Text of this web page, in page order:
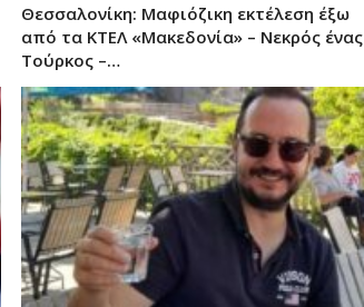
Θεσσαλονίκη: Μαφιόζικη εκτέλεση έξω
από τα ΚΤΕΛ «Μακεδονία» – Νεκρός ένας
Τούρκος –…